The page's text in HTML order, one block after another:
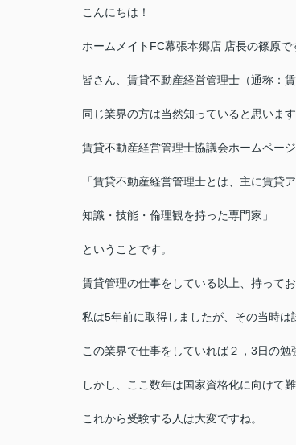
こんにちは！
ホームメイトFC幕張本郷店 店長の篠原で
皆さん、賃貸不動産経営管理士（通称：
同じ業界の方は当然知っていると思います
賃貸不動産経営管理士協議会ホームペー
「賃貸不動産経営管理士とは、主に賃貸
知識・技能・倫理観を持った専門家」
ということです。
賃貸管理の仕事をしている以上、持って
私は5年前に取得しましたが、その当時は
この業界で仕事をしていれば２，3日の勉
しかし、ここ数年は国家資格化に向けて
これから受験する人は大変ですね。